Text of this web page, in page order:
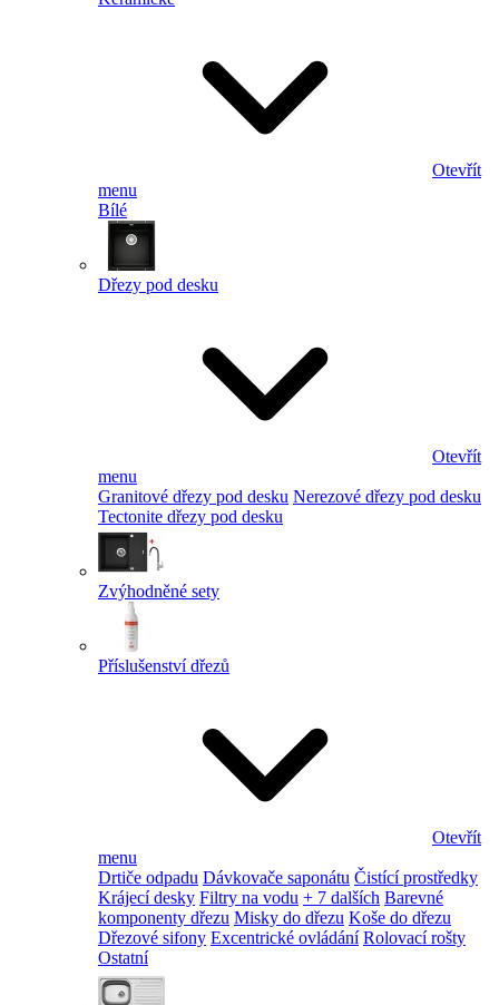
Otevřít
menu
Bílé
Dřezy pod desku
Otevřít
menu
Granitové dřezy pod desku Nerezové dřezy pod desku
Tectonite dřezy pod desku
Zvýhodněné sety
Příslušenství dřezů
Otevřít
menu
Drtiče odpadu Dávkovače saponátu Čistící prostředky
Krájecí desky Filtry na vodu + 7 dalších Barevné
komponenty dřezu Misky do dřezu Koše do dřezu
Dřezové sifony Excentrické ovládání Rolovací rošty
Ostatní